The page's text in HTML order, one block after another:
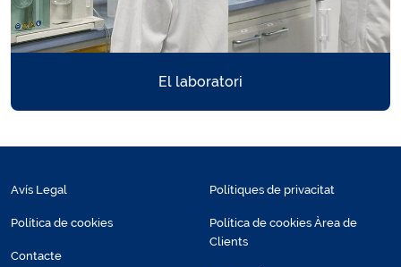
El laboratori
Avís Legal
Política de cookies
Contacte
Polítiques de privacitat
Política de cookies Àrea de
Clients